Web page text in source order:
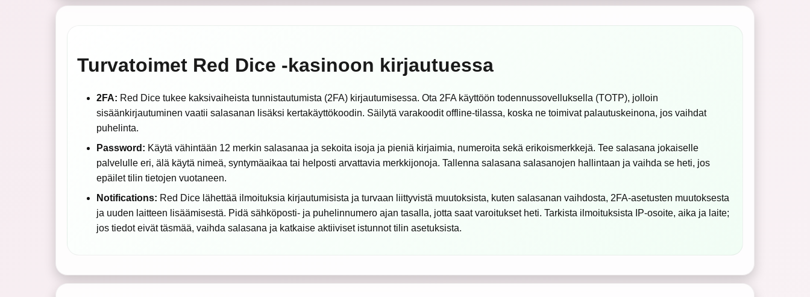
Turvatoimet Red Dice -kasinoon kirjautuessa
2FA: Red Dice tukee kaksivaiheista tunnistautumista (2FA) kirjautumisessa. Ota 2FA käyttöön todennussovelluksella (TOTP), jolloin
sisäänkirjautuminen vaatii salasanan lisäksi kertakäyttökoodin. Säilytä varakoodit offline-tilassa, koska ne toimivat palautuskeinona, jos vaihdat
puhelinta.
Password: Käytä vähintään 12 merkin salasanaa ja sekoita isoja ja pieniä kirjaimia, numeroita sekä erikoismerkkejä. Tee salasana jokaiselle
palvelulle eri, älä käytä nimeä, syntymäaikaa tai helposti arvattavia merkkijonoja. Tallenna salasana salasanojen hallintaan ja vaihda se heti, jos
epäilet tilin tietojen vuotaneen.
Notifications: Red Dice lähettää ilmoituksia kirjautumisista ja turvaan liittyvistä muutoksista, kuten salasanan vaihdosta, 2FA-asetusten muutoksesta
ja uuden laitteen lisäämisestä. Pidä sähköposti- ja puhelinnumero ajan tasalla, jotta saat varoitukset heti. Tarkista ilmoituksista IP-osoite, aika ja laite;
jos tiedot eivät täsmää, vaihda salasana ja katkaise aktiiviset istunnot tilin asetuksista.